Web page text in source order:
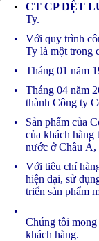
• CT CP DỆT
Ty.
•
Với quy trình
Ty là một trong
•
Tháng 01 năm
•
Tháng 04 năm
thành Công ty
•
Sản phẩm của
của khách hàng
nước ở Châu
•
Với tiêu chí
hiện đại, sử
triển sản phẩm
•
Chúng tôi
khách hàng.